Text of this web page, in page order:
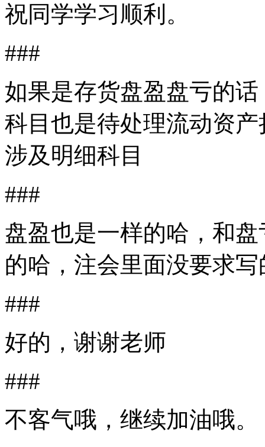
祝同学学习顺利。
###
如果是存货盘盈盘亏的
科目也是待处理流动资
涉及明细科目
###
盘盈也是一样的哈，和
的哈，注会里面没要求
###
好的，谢谢老师
###
不客气哦，继续加油哦。